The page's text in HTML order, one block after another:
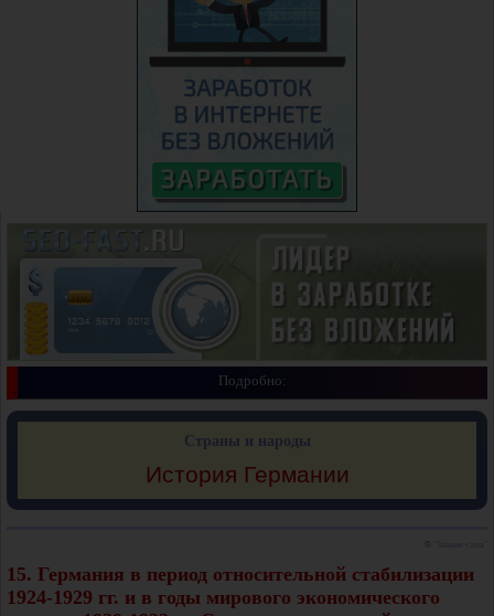
Подробно:
Страны и народы
История Германии
©
15. Германия в период относительной стабилизации
1924-1929 гг. и в годы мирового экономического